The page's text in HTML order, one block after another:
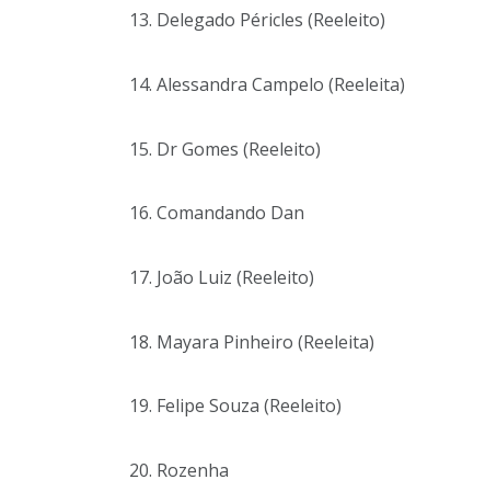
13. Delegado Péricles (Reeleito)
14. Alessandra Campelo (Reeleita)
15. Dr Gomes (Reeleito)
16. Comandando Dan
17. João Luiz (Reeleito)
18. Mayara Pinheiro (Reeleita)
19. Felipe Souza (Reeleito)
20. Rozenha